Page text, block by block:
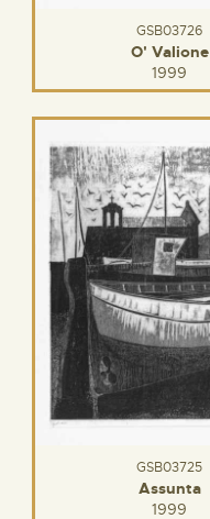
GSB03726
O' Valione
1999
GSB03725
Assunta
1999